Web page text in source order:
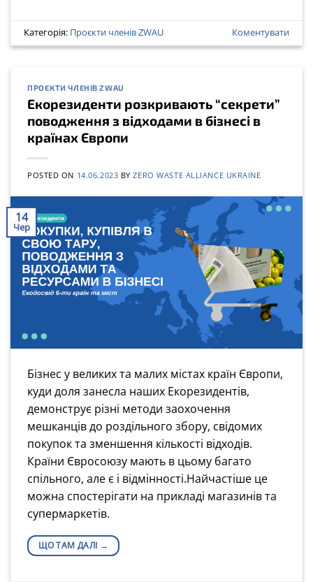
Категорія: Проєкти членів ZWAU Коментувати
ПРОЄКТИ ЧЛЕНІВ ZWAU
Екорезиденти розкривають “секрети”
поводження з відходами в бізнесі в
країнах Європи
POSTED ON 14.06.2023 BYZERO WASTE ALLIANCE UKRAINE
14
Чер
Бізнес у великих та малих містах країн Європи,
куди доля занесла наших Екорезидентів,
демонструє різні методи заохочення
мешканців до роздільного збору, свідомих
покупок та зменшення кількості відходів.
Країни Євросоюзу мають в цьому багато
спільного, але є і відмінності.Найчастіше це
можна спостерігати на прикладі магазинів та
супермаркетів.
ЩО ТАМ ДАЛІ →